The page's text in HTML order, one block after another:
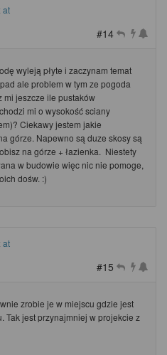
at
#14
wyleją płyte i zaczynam temat
ale problem w tym ze pogoda
mi jeszcze ile pustaków
mi o wysokość sciany
Ciekawy jestem jakie
górze. Napewno są duze skosy są
na górze + łazienka. Niestety
w budowie więc nic nie pomoge,
dośw. :)
at
#15
zrobie je w miejscu gdzie jest
Tak jest przynajmniej w projekcie z